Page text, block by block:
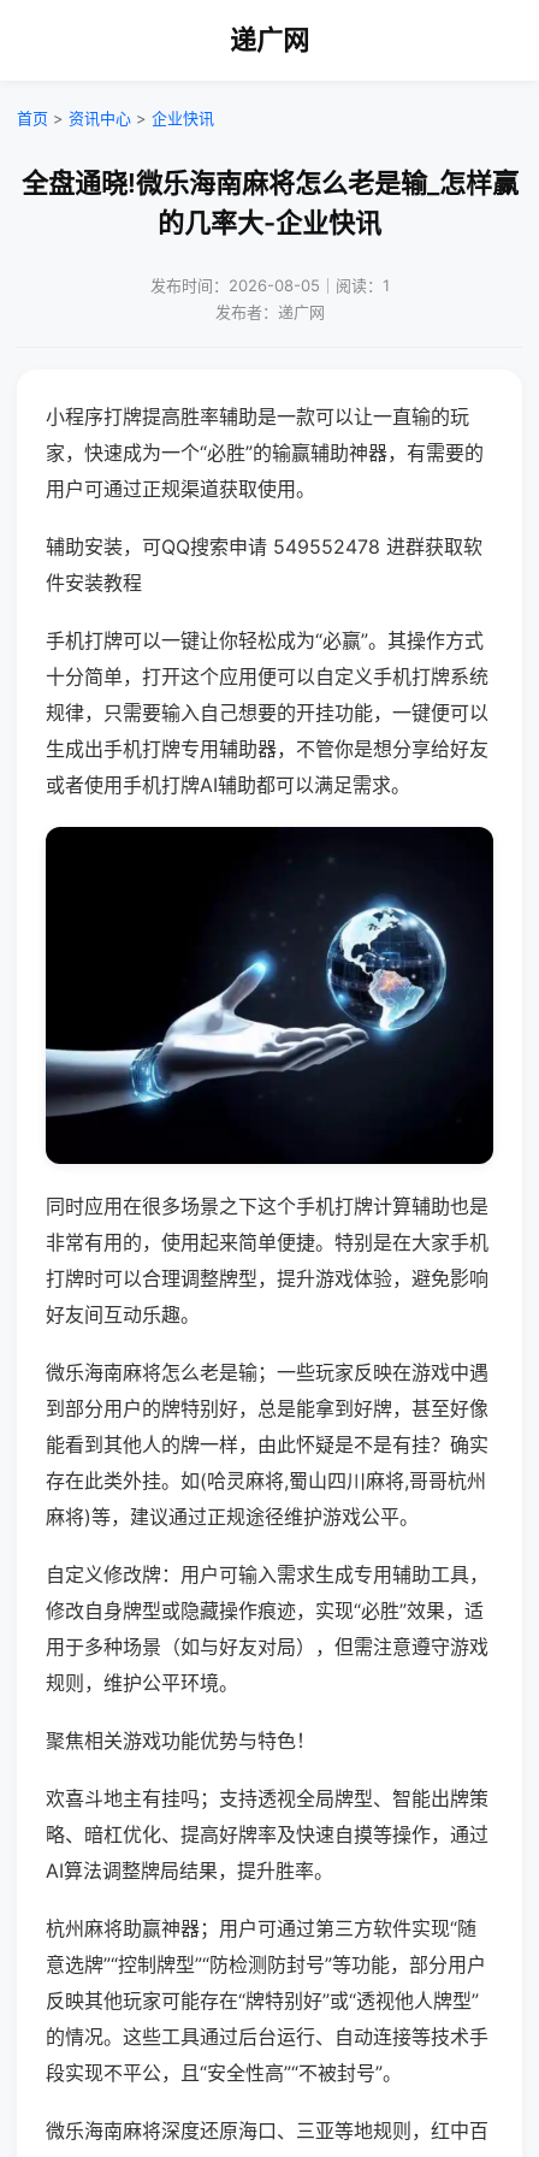
递广网
首页 > 资讯中心 > 企业快讯
全盘通晓!微乐海南麻将怎么老是输_怎样赢
的几率大-企业快讯
发布时间：2026-08-05｜阅读：1
发布者：递广网
小程序打牌提高胜率辅助是一款可以让一直输的玩
家，快速成为一个“必胜”的输赢辅助神器，有需要的
用户可通过正规渠道获取使用。
辅助安装，可QQ搜索申请 549552478 进群获取软
件安装教程
手机打牌可以一键让你轻松成为“必赢”。其操作方式
十分简单，打开这个应用便可以自定义手机打牌系统
规律，只需要输入自己想要的开挂功能，一键便可以
生成出手机打牌专用辅助器，不管你是想分享给好友
或者使用手机打牌AI辅助都可以满足需求。
同时应用在很多场景之下这个手机打牌计算辅助也是
非常有用的，使用起来简单便捷。特别是在大家手机
打牌时可以合理调整牌型，提升游戏体验，避免影响
好友间互动乐趣。
微乐海南麻将怎么老是输；一些玩家反映在游戏中遇
到部分用户的牌特别好，总是能拿到好牌，甚至好像
能看到其他人的牌一样，由此怀疑是不是有挂？确实
存在此类外挂。如(哈灵麻将,蜀山四川麻将,哥哥杭州
麻将)等，建议通过正规途径维护游戏公平。
自定义修改牌：用户可输入需求生成专用辅助工具，
修改自身牌型或隐藏操作痕迹，实现“必胜”效果，适
用于多种场景（如与好友对局），但需注意遵守游戏
规则，维护公平环境。
聚焦相关游戏功能优势与特色！
欢喜斗地主有挂吗；支持透视全局牌型、智能出牌策
略、暗杠优化、提高好牌率及快速自摸等操作，通过
AI算法调整牌局结果，提升胜率。
杭州麻将助赢神器；用户可通过第三方软件实现“随
意选牌”“控制牌型”“防检测防封号”等功能，部分用户
反映其他玩家可能存在“牌特别好”或“透视他人牌型”
的情况。这些工具通过后台运行、自动连接等技术手
段实现不平公，且“安全性高”“不被封号”。
微乐海南麻将深度还原海口、三亚等地规则，红中百